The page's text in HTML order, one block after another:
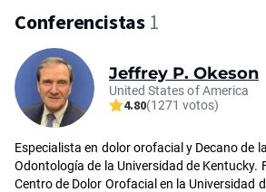
Conferencistas 1
Jeffrey P. Okeson
United States of America
4.80(1271 votos)
Especialista en dolor orofacial y Decano de
Odontología de la Universidad de Kentucky.
Centro de Dolor Orofacial en la Universidad